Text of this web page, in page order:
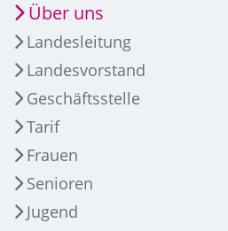
Über uns
Landesleitung
Landesvorstand
Geschäftsstelle
Tarif
Frauen
Senioren
Jugend